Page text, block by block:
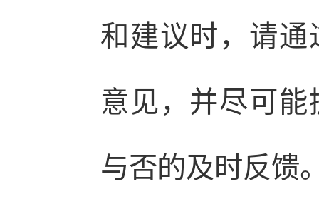
和建议时，请
意见，并尽可
与否的及时反馈